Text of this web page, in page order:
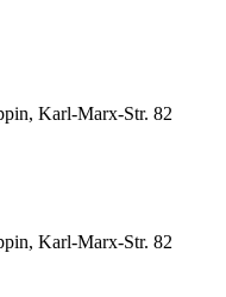
Karl-Marx-Str. 82
Karl-Marx-Str. 82